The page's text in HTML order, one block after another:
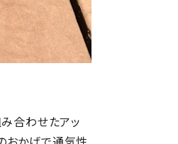
み合わせたアッ